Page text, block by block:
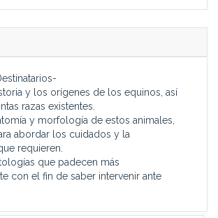
y los orígenes de los equinos, así
razas existentes.
y morfología de estos animales,
abordar los cuidados y la
requieren.
que padecen más
con el fin de saber intervenir ante